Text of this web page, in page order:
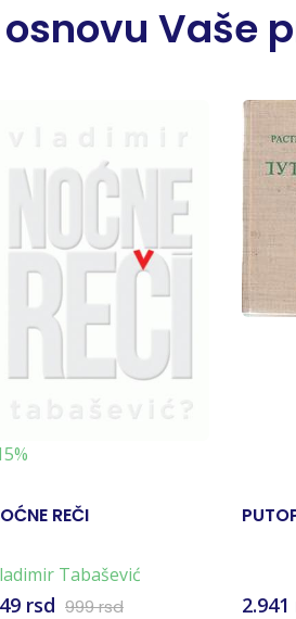
Vaše
REČI
Tabašević
rsd 999 rsd 2.941